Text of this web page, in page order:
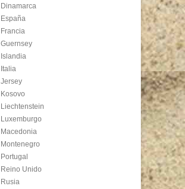
Dinamarca
España
Francia
Guernsey
Islandia
Italia
Jersey
Kosovo
Liechtenstein
Luxemburgo
Macedonia
Montenegro
Portugal
Reino Unido
Rusia